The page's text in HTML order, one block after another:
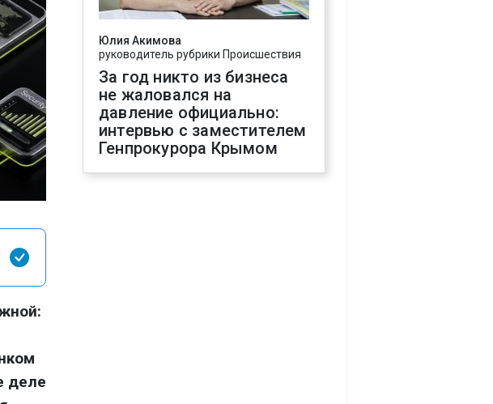
деле
Юлия Акимова
руководитель рубрики Происшествия
За год никто из бизнеса
не жаловался на
давление официально:
интервью с заместителем
Генпрокурора Крымом